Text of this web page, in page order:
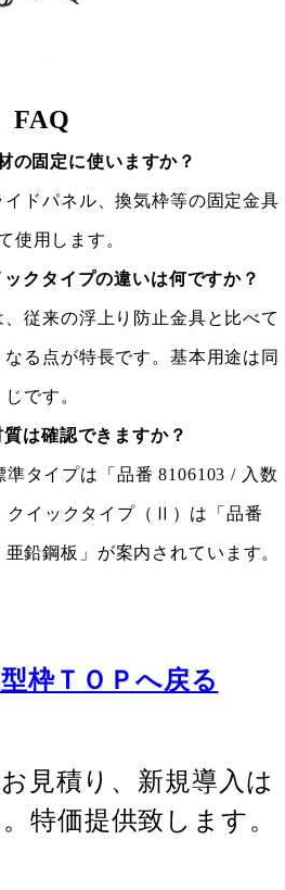
FAQ
の固定に使いますか？
ドパネル、換気枠等の固定金具
使用します。
クタイプの違いは何ですか？
従来の浮上り防止金具と比べて
る点が特長です。基本用途は同
じです。
は確認できますか？
タイプは「品番 8106103 / 入数
クイックタイプ（Ⅱ）は「品番
鉛鋼板」が案内されています。
枠ＴＯＰへ戻る
見積り、新規導入は
特価提供致します。